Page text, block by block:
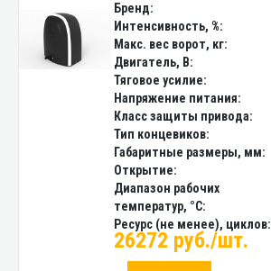
Бренд:
Интенсивность, %:
Макс. вес ворот, кг:
Двигатель, В:
Тяговое усилие:
Напряжение питания:
Класс защиты привода:
Тип концевиков:
Габаритные размеры, мм:
Открытие:
Диапазон рабочих
температур, °С:
Ресурс (не менее), циклов:
26272 руб./шт.